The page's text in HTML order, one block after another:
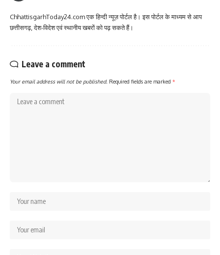
ChhattisgarhToday24.com एक हिन्दी न्यूज़ पोर्टल है। इस पोर्टल के माध्यम से आप
छत्तीसगढ़, देश-विदेश एवं स्थानीय खबरों को पढ़ सकते हैं।
Leave a comment
Your email address will not be published. Required fields are marked *